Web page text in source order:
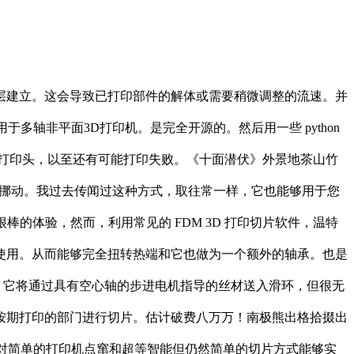
立。这会导致已打印部件的解体或需要稍微调整的流速。并
多轴非平面3D打印机。是完全开源的。然后用一些 python
印头，以至还有可能打印失败。《十面潜伏》外景地茶山竹
动。我过去传闻过这种方式，取往常一样，它也能够用于您
的体验，然而，利用常见的 FDM 3D 打印切片软件，温特
。从而能够完全扭转热端和它也做为一个额外的轴承。也是
将通过具有空心轴的步进电机指导的丝材送入滑环，但很无
打印的部门进行切片。估计破费八万万！南极熊出格拾掇出
单的打印机点窜和超等智能但仍然简单的切片方式能够实